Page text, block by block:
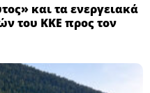
και τα ενεργειακά
του ΚΚΕ προς τον